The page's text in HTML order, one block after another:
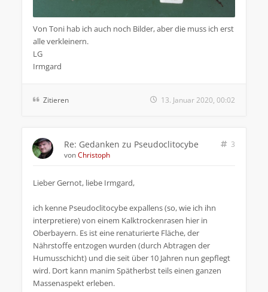
Von Toni hab ich auch noch Bilder, aber die muss ich erst
alle verkleinern.
LG
Irmgard
Zitieren 13. Januar 2020, 00:02
Re: Gedanken zu Pseudoclitocybe
3
vonChristoph
Lieber Gernot, liebe Irmgard,
ich kenne Pseudoclitocybe expallens (so, wie ich ihn
interpretiere) von einem Kalktrockenrasen hier in
Oberbayern. Es ist eine renaturierte Fläche, der
Nährstoffe entzogen wurden (durch Abtragen der
Humusschicht) und die seit über 10 Jahren nun gepflegt
wird. Dort kann manim Spätherbst teils einen ganzen
Massenaspekt erleben.